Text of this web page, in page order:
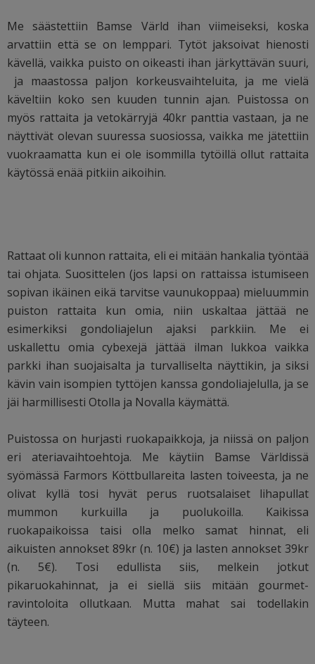
Me säästettiin Bamse Värld ihan viimeiseksi, koska
arvattiin että se on lemppari. Tytöt jaksoivat hienosti
kävellä, vaikka puisto on oikeasti ihan järkyttävän suuri,
ja maastossa paljon korkeusvaihteluita, ja me vielä
käveltiin koko sen kuuden tunnin ajan. Puistossa on
myös rattaita ja vetokärryjä 40kr panttia vastaan, ja ne
näyttivät olevan suuressa suosiossa, vaikka me jätettiin
vuokraamatta kun ei ole isommilla tytöillä ollut rattaita
käytössä enää pitkiin aikoihin.
Rattaat oli kunnon rattaita, eli ei mitään hankalia työntää
tai ohjata. Suosittelen (jos lapsi on rattaissa istumiseen
sopivan ikäinen eikä tarvitse vaunukoppaa) mieluummin
puiston rattaita kun omia, niin uskaltaa jättää ne
esimerkiksi gondoliajelun ajaksi parkkiin. Me ei
uskallettu omia cybexejä jättää ilman lukkoa vaikka
parkki ihan suojaisalta ja turvalliselta näyttikin, ja siksi
kävin vain isompien tyttöjen kanssa gondoliajelulla, ja se
jäi harmillisesti Otolla ja Novalla käymättä.
Puistossa on hurjasti ruokapaikkoja, ja niissä on paljon
eri ateriavaihtoehtoja. Me käytiin Bamse Världissä
syömässä Farmors Köttbullareita lasten toiveesta, ja ne
olivat kyllä tosi hyvät perus ruotsalaiset lihapullat
mummon kurkuilla ja puolukoilla. Kaikissa
ruokapaikoissa taisi olla melko samat hinnat, eli
aikuisten annokset 89kr (n. 10€) ja lasten annokset 39kr
(n. 5€). Tosi edullista siis, melkein jotkut
pikaruokahinnat, ja ei siellä siis mitään gourmet-
ravintoloita ollutkaan. Mutta mahat sai todellakin
täyteen.